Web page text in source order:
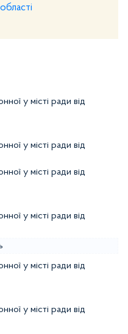
у місті ради від
у місті ради від
у місті ради від
у місті ради від
у місті ради від
у місті ради від